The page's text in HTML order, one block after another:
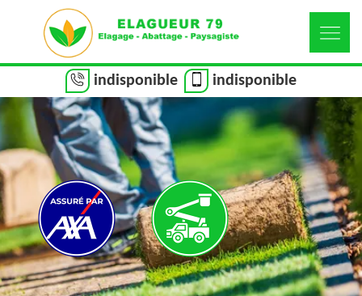
indisponible indisponible